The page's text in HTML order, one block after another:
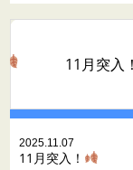
11月突入！
2025.11.07
11月突入！